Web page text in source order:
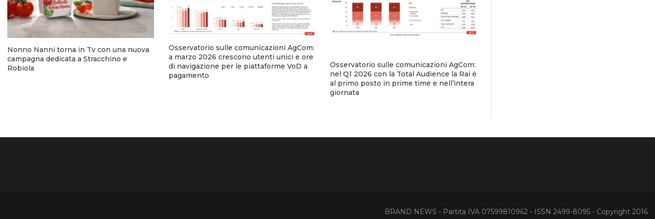
Nonno Nanni torna in Tv con una nuova
campagna dedicata a Stracchino e
Robiola
Osservatorio sulle comunicazioni AgCom:
a marzo 2026 crescono utenti unici e ore
di navigazione per le piattaforme VoD a
pagamento
Osservatorio sulle comunicazioni AgCom:
nel Q1 2026 con la Total Audience la Rai è
al primo posto in prime time e nell’intera
giornata
BRAND NEWS - Partita IVA 07599810962 - ISSN 2499-8095 - Copyright 2016